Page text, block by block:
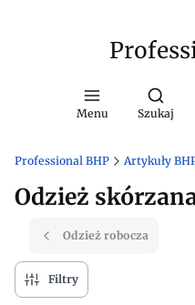
Menu Szukaj
Professional BHP Artykuły
Odzież
Odzież robocza
Filtry